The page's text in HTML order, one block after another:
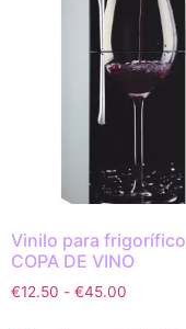
Vinilo para frigorífico
COPA DE VINO
€12.50 - €45.00